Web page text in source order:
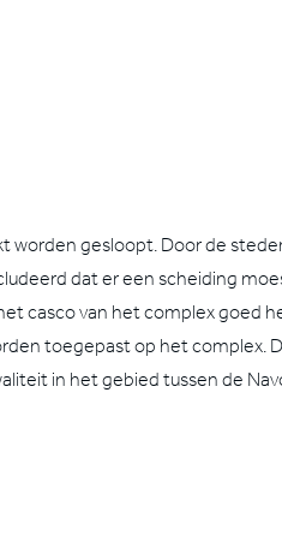
worden gesloopt. Door de
dat er een scheiding
casco van het complex goed
toegepast op het
in het gebied tussen de